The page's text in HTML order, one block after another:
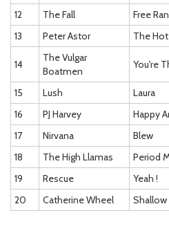
12
The Fall
Free
13
Peter Astor The
14
The Vulgar
Boatmen
You're
15 Lush
Laura
16
PJ Harvey
Happy
17
Nirvana
Blew
18
The High Llamas
Period
19
Rescue
Yeah !
20
Catherine Wheel Shallow